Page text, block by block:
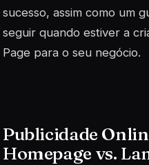
sucesso, assim como um
seguir quando estiver a
Page para o seu negócio.
Publicidade
Homepage vs.